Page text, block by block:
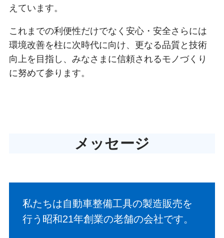
えています。
これまでの利便性だけでなく安心・安全さらには
環境改善を柱に次時代に向け、更なる品質と技術
向上を目指し、みなさまに信頼されるモノづくり
に努めて参ります。
メッセージ
私たちは自動車整備工具の製造販売を
行う昭和21年創業の老舗の会社です。